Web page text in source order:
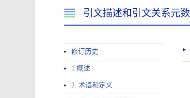
引文描述和引文关系元
修订历史
1 概述
2. 术语和定义